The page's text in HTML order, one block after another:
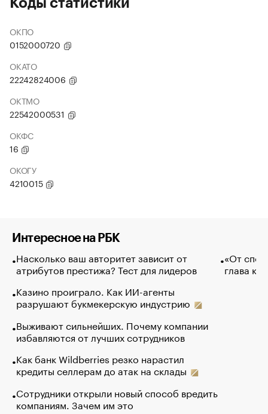
Коды статистики
ОКПО
0152000720
ОКАТО
22242824006
ОКТМО
22542000531
ОКФС
16
ОКОГУ
4210015
Интересное на РБК
Насколько ваш авторитет зависит от
атрибутов престижа? Тест для лидеров
Казино проиграло. Как ИИ-агенты
разрушают букмекерскую индустрию
Выживают сильнейших. Почему компании
избавляются от лучших сотрудников
Как банк Wildberries резко нарастил
кредиты селлерам до атак на склады
Сотрудники открыли новый способ вредить
компаниям. Зачем им это
«От
глава